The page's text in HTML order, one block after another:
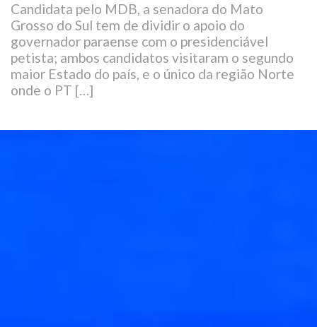
Candidata pelo MDB, a senadora do Mato
Grosso do Sul tem de dividir o apoio do
governador paraense com o presidenciável
petista; ambos candidatos visitaram o segundo
maior Estado do país, e o único da região Norte
onde o PT […]